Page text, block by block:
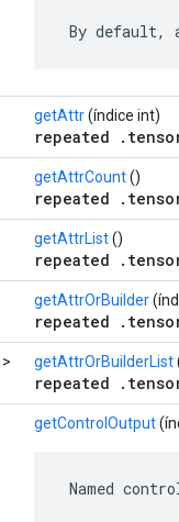
By default,
getAttr(índice int)
repeated
getAttrCount()
repeated
getAttrList()
repeated
getAttrOrBuilder
repeated
> getAttrOrBuilderList
repeated
getControlOutput
Named